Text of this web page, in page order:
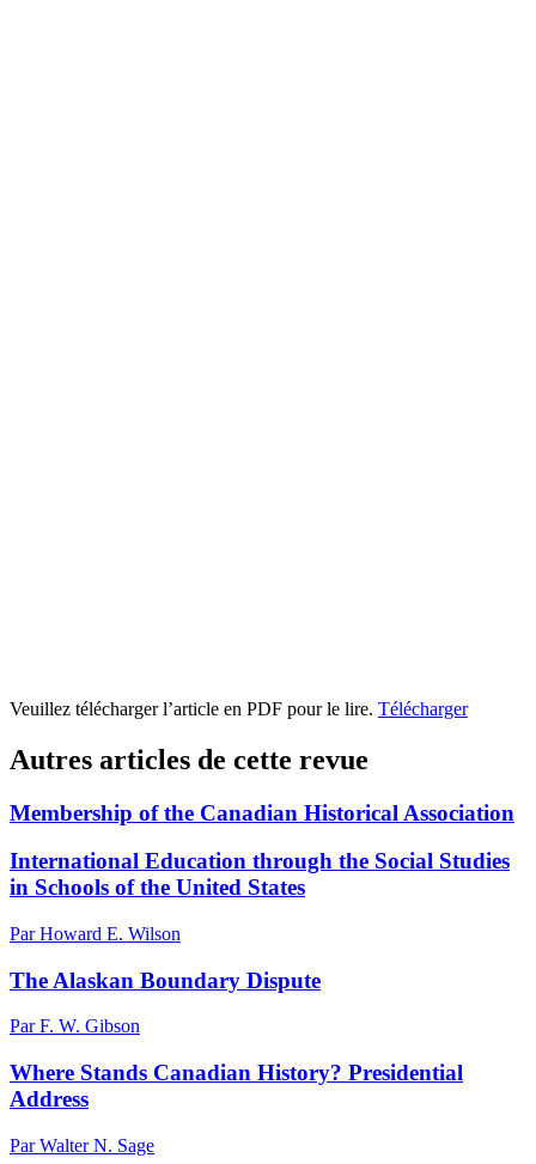
Veuillez télécharger l’article en PDF pour le lire. Télécharger
Autres articles de cette revue
Membership of the Canadian Historical Association
International Education through the Social Studies
in Schools of the United States
Par Howard E. Wilson
The Alaskan Boundary Dispute
Par F. W. Gibson
Where Stands Canadian History? Presidential
Address
Par Walter N. Sage